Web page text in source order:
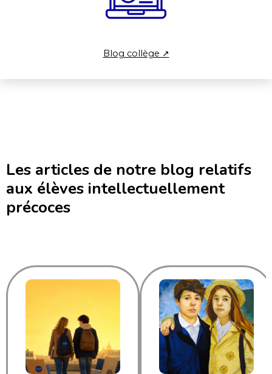
Blog collège ↗
Les articles de notre blog relatifs
aux élèves intellectuellement
précoces